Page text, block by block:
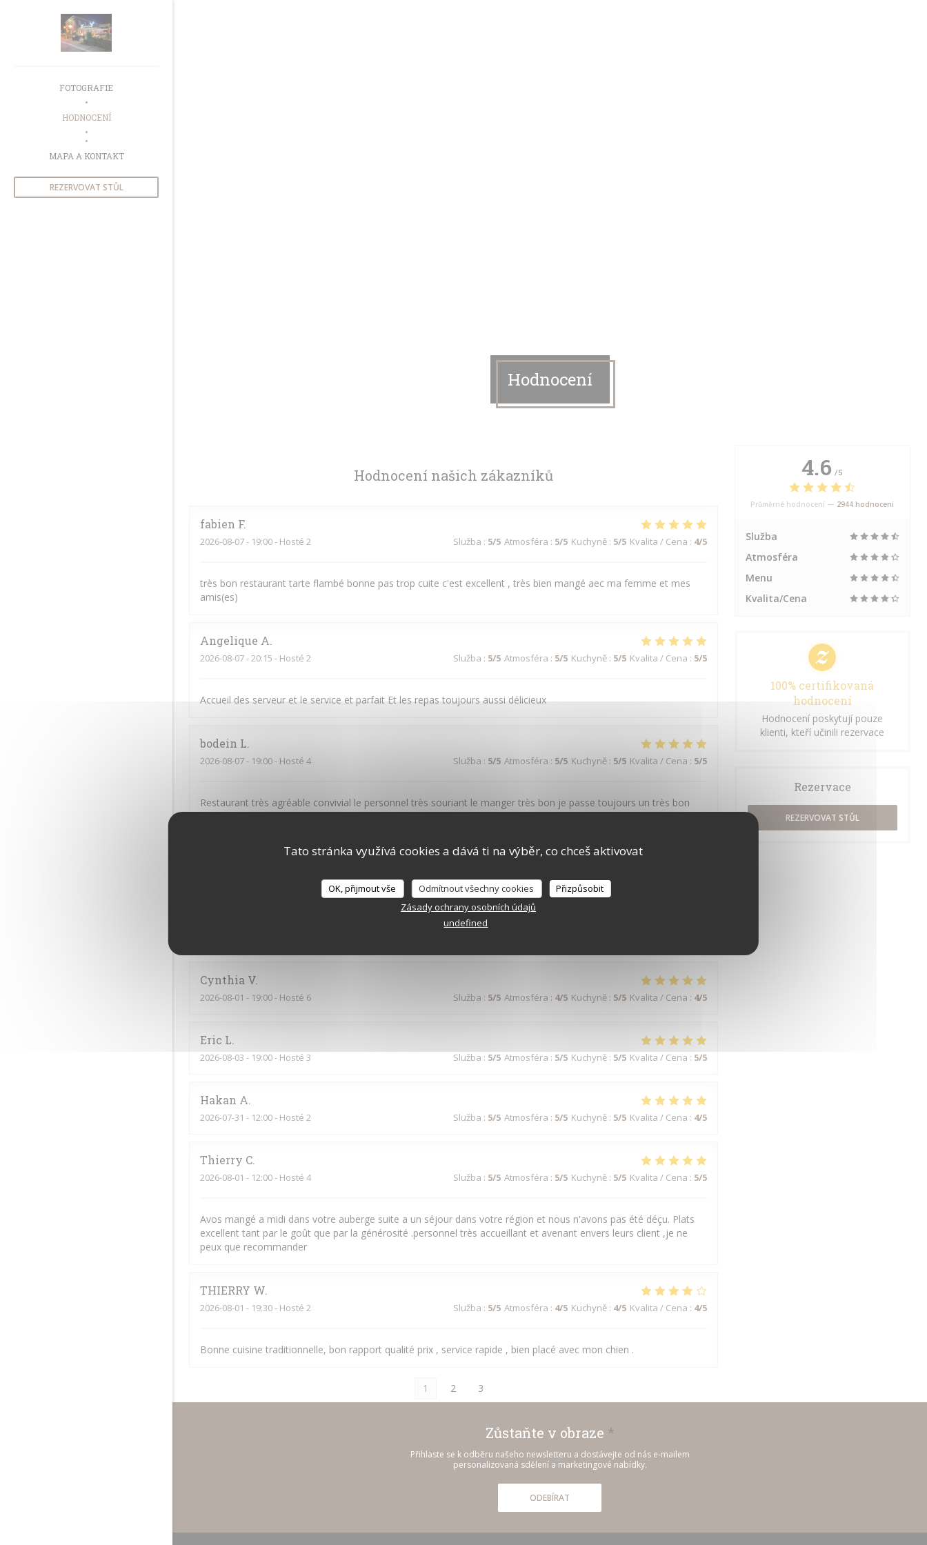
Tato stránka využívá cookies a dává ti na výběr, co chceš aktivovat
OK, přijmout vše Odmítnout všechny cookies
Přizpůsobit
Zásady ochrany osobních údajů
undefined
FOTOGRAFIE
HODNOCENÍ
((OTEVŘE SE V NOVÉM OKNĚ))
MAPA A KONTAKT
REZERVOVAT STŮL
Hodnocení
Hodnocení našich zákazníků
fabien F
2026-08-07- 19:00 - Hosté 2 Služba : 5/5 Atmosféra : 5/5 Kuchyně: 5/5 Kvalita / Cena : 4/5
très bon restaurant tarte flambé bonne pas trop cuite c'est excellent , très bien mangé aec ma femme et mes
amis(es)
Angelique A
2026-08-07- 20:15 - Hosté 2 Služba : 5/5 Atmosféra : 5/5 Kuchyně: 5/5 Kvalita / Cena : 5/5
Accueil des serveur et le service et parfait Et les repas toujours aussi délicieux
bodein L
2026-08-07- 19:00 - Hosté 4 Služba : 5/5 Atmosféra : 5/5 Kuchyně: 5/5 Kvalita / Cena : 5/5
Restaurant très agréable convivial le personnel très souriant le manger très bon je passe toujours un très bon
moment quand je vais la ba
Služba:5/5 Atmosféra :5/5 Kuchyně:
Cynthia V
2026-08-01 - 19:00 - Hosté 6 Služba : 5/5 Atmosféra : 4/5 Kuchyně: 5/5 Kvalita / Cena : 4/5
Eric L
2026-08-03 - 19:00 - Hosté 3 Služba : 5/5 Atmosféra : 5/5 Kuchyně: 5/5 Kvalita / Cena : 5/5
Hakan A
2026-07-31 - 12:00 - Hosté 2 Služba : 5/5 Atmosféra : 5/5 Kuchyně: 5/5 Kvalita / Cena : 4/5
Thierry C
2026-08-01 - 12:00 - Hosté 4 Služba : 5/5 Atmosféra : 5/5 Kuchyně: 5/5 Kvalita / Cena : 5/5
Avos mangé a midi dans votre auberge suite a un séjour dans votre région et nous n'avons pas été déçu. Plats
excellent tant par le goût que par la générosité .personnel très accueillant et avenant envers leurs client ,je ne
peux que recommander
THIERRY W
2026-08-01 - 19:30 - Hosté 2 Služba : 5/5 Atmosféra : 4/5 Kuchyně: 4/5 Kvalita / Cena : 4/5
Bonne cuisine traditionnelle, bon rapport qualité prix , service rapide , bien placé avec mon chien .
1 2 3
4.6 /5
Průměrné hodnocení — 2944 hodnoceni
Služba
Atmosféra
Menu
Kvalita/Cena
100% certifikovaná
hodnocení
Hodnocení poskytují pouze
klienti, kteří učinili rezervace
Rezervace
REZERVOVAT STŮL
Zůstaňte v obraze *
Přihlaste se k odběru našeho newsletteru a dostávejte od nás e-mailem
personalizovaná sdělení a marketingové nabídky.
ODEBÍRAT